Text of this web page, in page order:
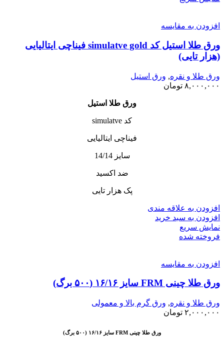
افزودن به مقایسه
ورق طلا استیل کد simulatve gold فیناچی ایتالیایی
(هزار تایی)
ورق طلا و نقره, ورق استیل
۸,۰۰۰,۰۰۰ تومان
ورق طلا استیل
کد simulatve
فیناچی ایتالیایی
سایز 14/14
ضد اکسید
پک هزار تایی
افزودن به علاقه مندی
افزودن به سبد خرید
نمایش سریع
فروخته شده
افزودن به مقایسه
ورق طلا چینی FRM سایز ۱۶/۱۶ (۵۰۰ برگ)
ورق طلا و نقره, ورق گرم بالا و معمولی
۲,۰۰۰,۰۰۰ تومان
ورق طلا چینی FRM سایز ۱۶/۱۶ (۵۰۰ برگ)